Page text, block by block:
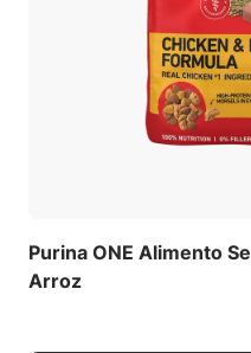
Purina ONE Alimento
Arroz